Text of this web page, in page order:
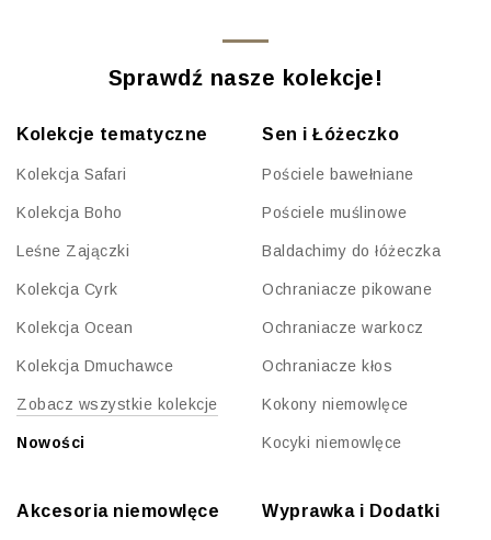
Sprawdź nasze kolekcje!
Kolekcje tematyczne
Kolekcja Safari
Kolekcja Boho
Leśne Zajączki
Kolekcja Cyrk
Kolekcja Ocean
Kolekcja Dmuchawce
Zobacz wszystkie kolekcje
Nowości
Sen i Łóżeczko
Pościele bawełniane
Pościele muślinowe
Baldachimy do łóżeczka
Ochraniacze pikowane
Ochraniacze warkocz
Ochraniacze kłos
Kokony niemowlęce
Kocyki niemowlęce
Akcesoria niemowlęce Wyprawka i Dodatki